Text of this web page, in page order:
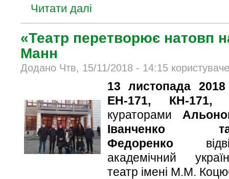
Читати далі
«Театр перетворює натовп
Манн
Додано Чтв, 15/11/2018 - 14:15
13 листопада
ЕН-171, КН-171,
кураторами
Іванченко
Федоренко
академічний
театр імені М.М.